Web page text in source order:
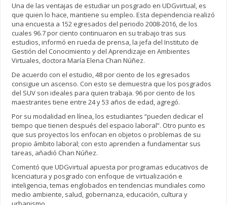
Una de las ventajas de estudiar un posgrado en UDGvirtual, es
que quien lo hace, mantiene su empleo. Esta dependencia realizó
una encuesta a 152 egresados del periodo 2008-2016, de los
cuales 96.7 por ciento continuaron en su trabajo tras sus
estudios, informó en rueda de prensa, la jefa del Instituto de
Gestión del Conocimiento y del Aprendizaje en Ambientes
Virtuales, doctora María Elena Chan Núñez.
De acuerdo con el estudio, 48 por ciento de los egresados
consigue un ascenso. Con esto se demuestra que los posgrados
del SUV son ideales para quien trabaja. 96 por ciento de los
maestrantes tiene entre 24 y 53 años de edad, agregó.
Por su modalidad en línea, los estudiantes “pueden dedicar el
tiempo que tienen después del espacio laboral”. Otro punto es
que sus proyectos los enfocan en objetos o problemas de su
propio ámbito laboral; con esto aprenden a fundamentar sus
tareas, añadió Chan Núñez.
Comentó que UDGvirtual apuesta por programas educativos de
licenciatura y posgrado con enfoque de virtualización e
inteligencia, temas englobados en tendencias mundiales como
medio ambiente, salud, gobernanza, educación, cultura y